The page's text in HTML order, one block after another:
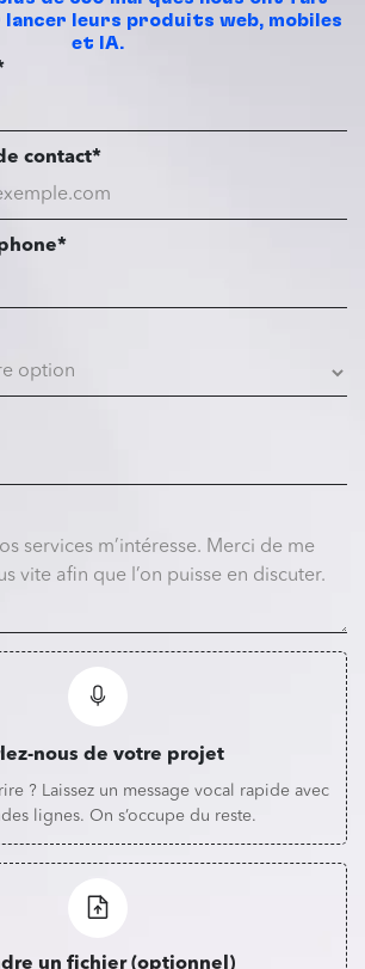
lancer leurs produits web, mobiles
et IA.
contact*
nous de votre projet
? Laissez un message vocal rapide avec
lignes. On s’occupe du reste.
un fichier (optionnel)